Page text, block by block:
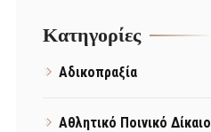
Kατηγορίες
Αδικοπραξία
Αθλητικό Ποινικό Δίκαιο